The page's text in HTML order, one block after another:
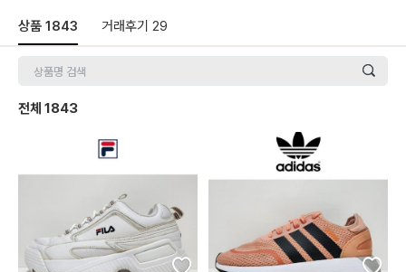
상품 1843 거래후기 29
전체 1843